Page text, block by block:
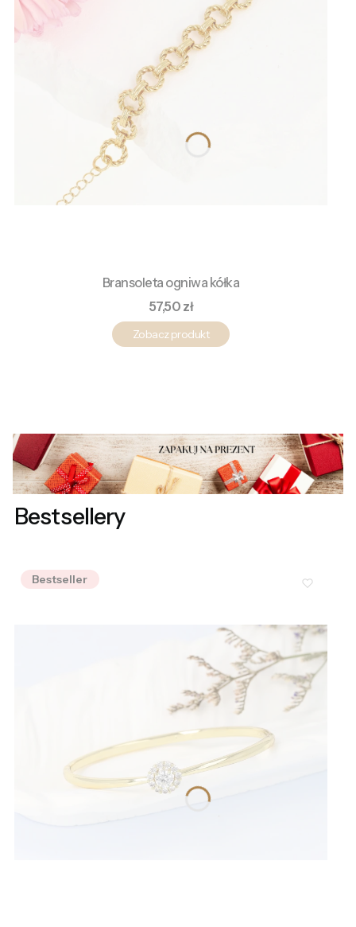
Bransoleta ogniwa kółka
Cena
57,50 zł
Zobacz produkt
Bestsellery
Bestseller